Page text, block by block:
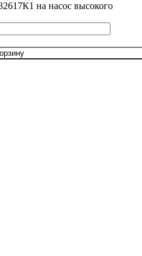
на насос высокого